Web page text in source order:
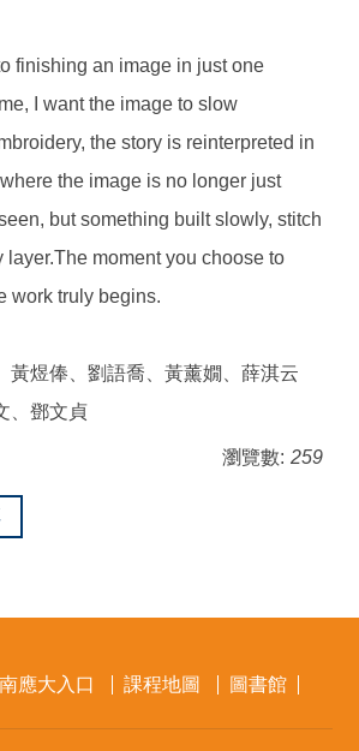
finishing an image in just one
I want the image to slow
the story is reinterpreted in
the image is no longer just
but something built slowly, stitch
layer.The moment you choose to
work truly begins.
黃煜俸、劉語喬、黃薰嫺、薛淇云
、鄧文貞
瀏覽數: 259
南應大入口 課程地圖 圖書館